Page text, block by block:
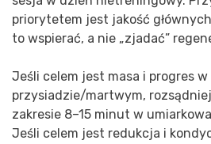
priorytetem jest jakość
to wspierać, a nie „zjadać”
Jeśli celem jest masa i progres w
przysiadzie/martwym,
zakresie 8–15 minut w
Jeśli celem jest redukcja i